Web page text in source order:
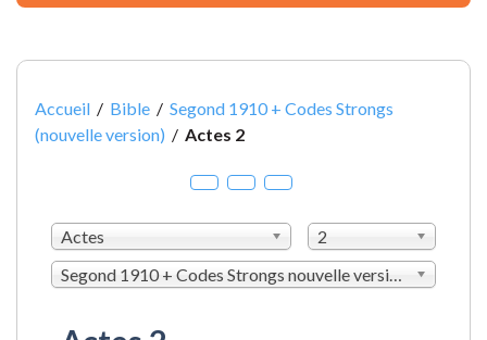
Accueil / Bible / Segond 1910 + Codes Strongs
(nouvelle version) / Actes 2
Actes
2